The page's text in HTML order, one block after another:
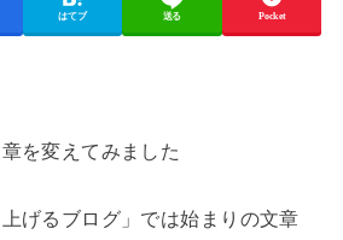
はてブ 送る Pocket
を変えてみました
上げるブログ」では始まりの文章